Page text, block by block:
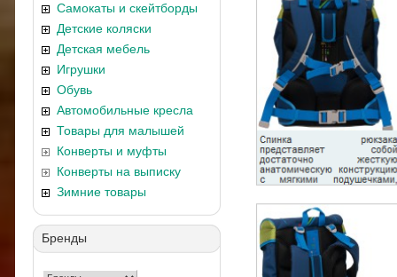
Самокаты и скейтборды
Детские коляски
Детская мебель
Игрушки
Обувь
Автомобильные кресла
Товары для малышей
Конверты и муфты
Конверты на выписку
Зимние товары
Бренды